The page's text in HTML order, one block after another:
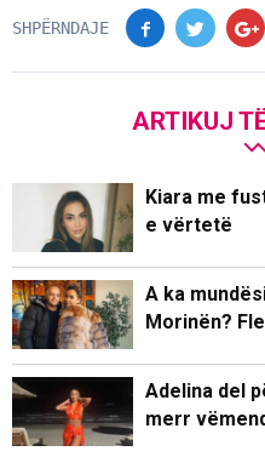
SHPËRNDAJE
ARTIKUJ
Kiara me
e vërtetë
A ka
Morinën?
Adelina del
merr